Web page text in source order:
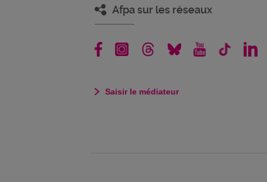
Afpa sur les réseaux
Saisir le médiateur